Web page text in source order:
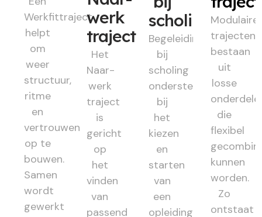
Werkfittraject
helpt
om
weer
structuur,
ritme
en
vertrouwen
op te
bouwen.
Samen
wordt
gewerkt
werk
traject
Het
Naar-
werk
traject
is
gericht
op
het
vinden
van
passend
scholing
Begeleiding
bij
scholing
ondersteunt
bij
het
kiezen
en
starten
van
een
opleiding
Modulaire
trajecten
bestaan
uit
losse
die
flexibel
kunnen
worden.
Zo
ontstaat